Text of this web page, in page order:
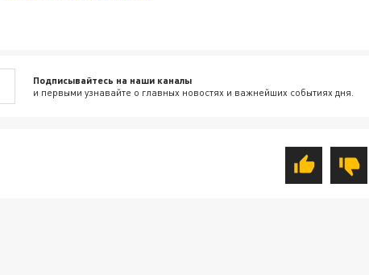
Подписывайтесь на наши каналы
и первыми узнавайте о главных новостях и важнейших событиях дня.